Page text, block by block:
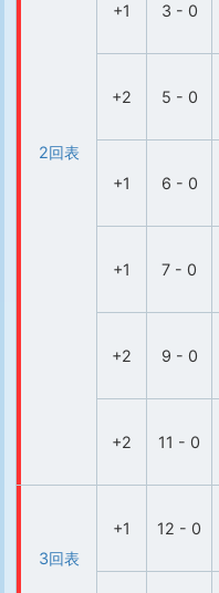
2回表
+1 3 - 0
+2 5 - 0
+1 6 - 0
+1 7 - 0
+2 9 - 0
+2 11 - 0
3回表
+1 12 - 0